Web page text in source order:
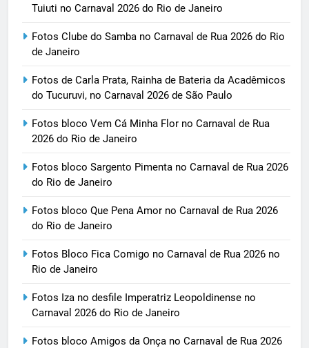
Tuiuti no Carnaval 2026 do Rio de Janeiro
Fotos Clube do Samba no Carnaval de Rua 2026 do Rio
de Janeiro
Fotos de Carla Prata, Rainha de Bateria da Acadêmicos
do Tucuruvi, no Carnaval 2026 de São Paulo
Fotos bloco Vem Cá Minha Flor no Carnaval de Rua
2026 do Rio de Janeiro
Fotos bloco Sargento Pimenta no Carnaval de Rua 2026
do Rio de Janeiro
Fotos bloco Que Pena Amor no Carnaval de Rua 2026
do Rio de Janeiro
Fotos Bloco Fica Comigo no Carnaval de Rua 2026 no
Rio de Janeiro
Fotos Iza no desfile Imperatriz Leopoldinense no
Carnaval 2026 do Rio de Janeiro
Fotos bloco Amigos da Onça no Carnaval de Rua 2026